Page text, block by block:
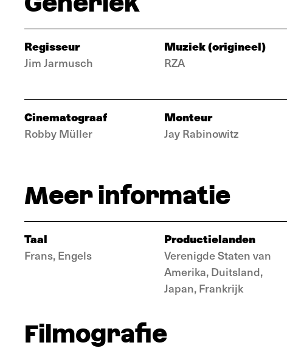
Regisseur
Jim Jarmusch
Muziek (origineel)
RZA
Cinematograaf
Robby Müller
Monteur
Jay Rabinowitz
Meer informatie
Taal
Frans, Engels
Productielanden
Verenigde Staten van
Amerika, Duitsland,
Japan, Frankrijk
Filmografie